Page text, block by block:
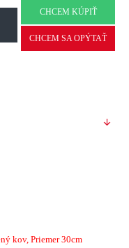
CHCEM KÚPIŤ
CHCEM SA OPÝTAŤ
kov, Priemer 30cm